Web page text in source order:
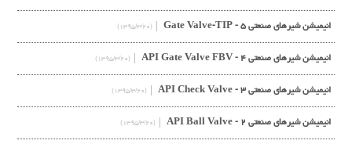
انیمیشن شیرهای صنعتی ۵ - Gate Valve-TIP (۱۳۹۵/۳/۲۰)
انیمیشن شیرهای صنعتی ۴ - API Gate Valve FBV (۱۳۹۵/۳/۲۰)
انیمیشن شیرهای صنعتی ۳ - API Check Valve (۱۳۹۵/۳/۲۰)
انیمیشن شیرهای صنعتی ۲ - API Ball Valve (۱۳۹۵/۳/۲۰)